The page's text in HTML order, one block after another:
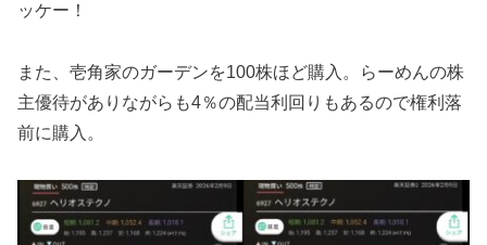
ッケー！
また、壱角家のガーデンを100株ほど購入。らーめんの株
主優待がありながらも4％の配当利回りもあるので権利落
前に購入。